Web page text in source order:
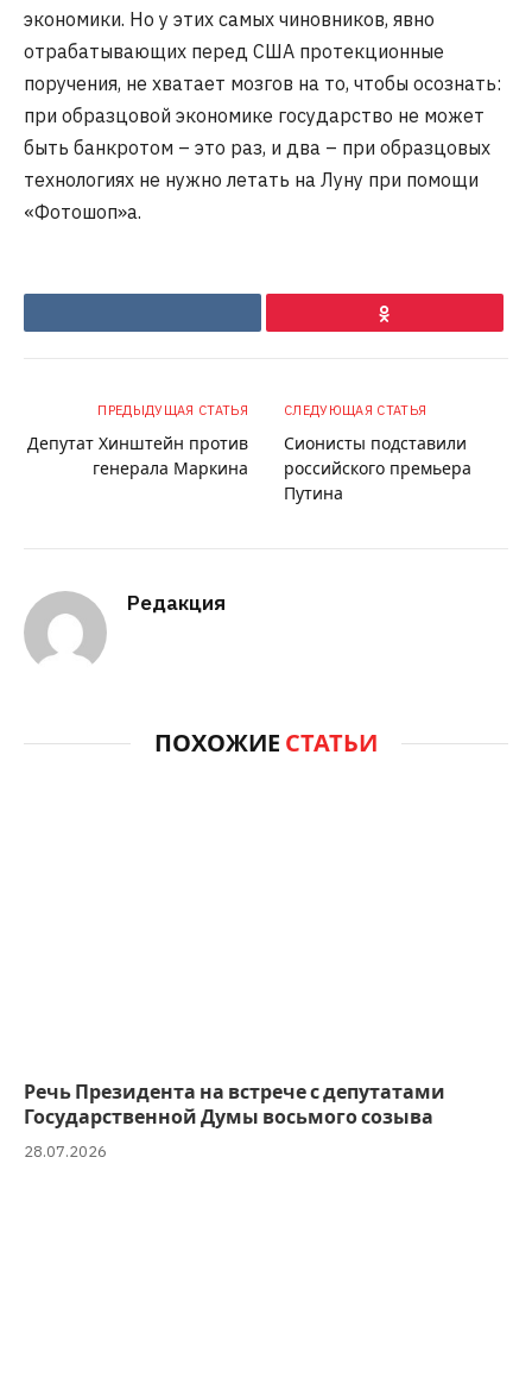
экономики. Но у этих самых чиновников, явно
отрабатывающих перед США протекционные
поручения, не хватает мозгов на то, чтобы осознать:
при образцовой экономике государство не может
быть банкротом – это раз, и два – при образцовых
технологиях не нужно летать на Луну при помощи
«Фотошоп»а.
Ok
ПРЕДЫДУЩАЯ СТАТЬЯ
Депутат Хинштейн против
генерала Маркина
СЛЕДУЮЩАЯ СТАТЬЯ
Сионисты подставили
российского премьера
Путина
Редакция
ПОХОЖИЕ СТАТЬИ
Речь Президента на встрече с депутатами
Государственной Думы восьмого созыва
28.07.2026